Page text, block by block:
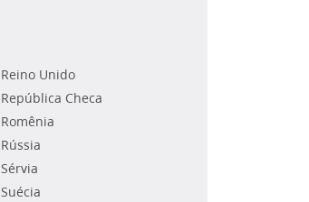
Reino Unido
República Checa
Romênia
Rússia
Sérvia
Suécia